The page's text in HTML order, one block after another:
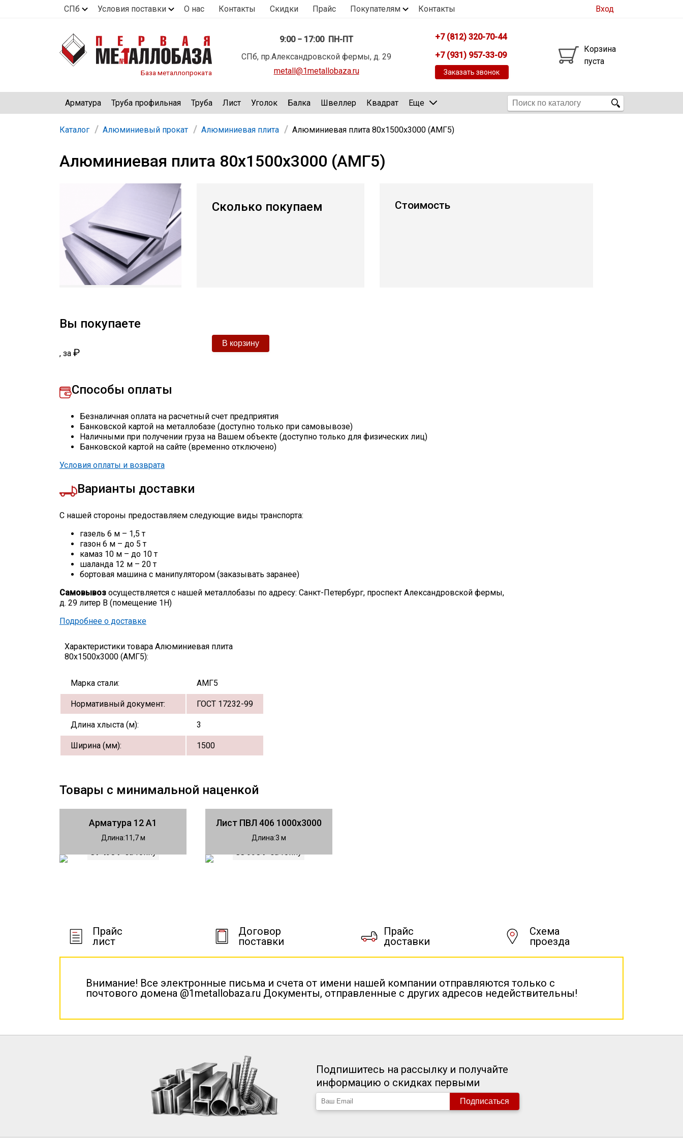
СПб Условия поставки О нас Контакты Скидки Прайс Покупателям Контакты Вход
База металлопроката
9:00 − 17:00 ПН-ПТ
СПб, пр.Александровской фермы, д. 29
metall@1metallobaza.ru
+7 (812) 320-70-44
+7 (931) 957-33-09
Заказать звонок
Корзина
пуста
Арматура Труба профильная Труба Лист Уголок Балка Швеллер Квадрат Еще
Каталог Алюминиевый прокат Алюминиевая плита Алюминиевая плита 80х1500х3000 (АМГ5)
Алюминиевая плита 80х1500х3000 (АМГ5)
Сколько покупаем Стоимость
Вы покупаете
, за ₽
Способы оплаты
Безналичная оплата на расчетный счет предприятия
Банковской картой на металлобазе (доступно только при самовывозе)
Наличными при получении груза на Вашем объекте (доступно только для физических лиц)
Банковской картой на сайте (временно отключено)
Условия оплаты и возврата
Варианты доставки
С нашей стороны предоставляем следующие виды транспорта:
газель 6 м – 1,5 т
газон 6 м – до 5 т
камаз 10 м – до 10 т
шаланда 12 м – 20 т
бортовая машина с манипулятором (заказывать заранее)
Самовывоз осуществляется с нашей металлобазы по адресу: Санкт-Петербург, проспект Александровской фермы,
д. 29 литер В (помещение 1Н)
Подробнее о доставке
Характеристики товара Алюминиевая плита
80х1500х3000 (АМГ5):
Марка стали: АМГ5
Нормативный документ: ГОСТ 17232-99
Длина хлыста (м): 3
Ширина (мм): 1500
Товары с минимальной наценкой
Арматура 12 А1
Длина 11,7
81 490 ₽ за тонну
Лист ПВЛ 406 1000х3000
Длина 3
88 990 ₽ за тонну
Прайс
лист
Договор
поставки
Прайс
доставки
Схема
проезда
Внимание! Все электронные письма и счета от имени нашей компании отправляются только с
почтового домена @1metallobaza.ru Документы, отправленные с других адресов недействительны!
Подпишитесь на рассылку и получайте
информацию о скидках первыми
Подписаться